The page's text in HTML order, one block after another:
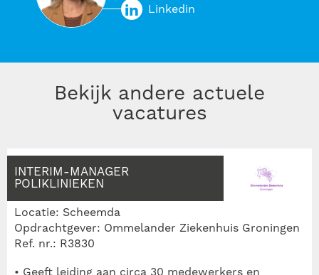
Linkedin
Bekijk andere actuele
vacatures
INTERIM-MANAGER
POLIKLINIEKEN
Locatie: Scheemda
Opdrachtgever: Ommelander Ziekenhuis Groningen
Ref. nr.: R3830
• Geeft leiding aan circa 30 medewerkers en